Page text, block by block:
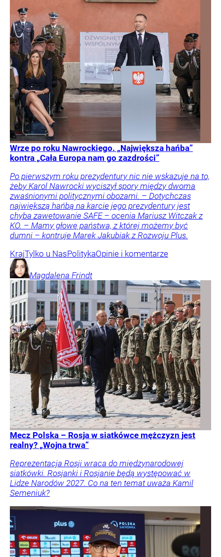
Wrze po roku Nawrockiego. „Największa hańba”
kontra „Cała Europa nam go zazdrości”
Po pierwszym roku prezydentury nic nie wskazuje na to,
żeby Karol Nawrocki wyciszył spory między dwoma
zwaśnionymi politycznymi obozami. – Dotychczas
największą hańbą na karcie jego prezydentury jest
chyba zawetowanie SAFE – ocenia Mariusz Witczak z
KO. – Mamy głowę państwa, z której możemy być
dumni – kontruje Marek Jakubiak z Rozwoju Plus.
KrajTylko u NasPolitykaOpinie i komentarze
Magdalena Frindt
Mecz Polska – Rosja w siatkówce mężczyzn jest
realny? „Wojna trwa”
Reprezentacja Rosji wraca do międzynarodowej
siatkówki. Rosjanki i Rosjanie będą występować w
Lidze Narodów 2027. Co na ten temat uważa Kamil
Semeniuk?